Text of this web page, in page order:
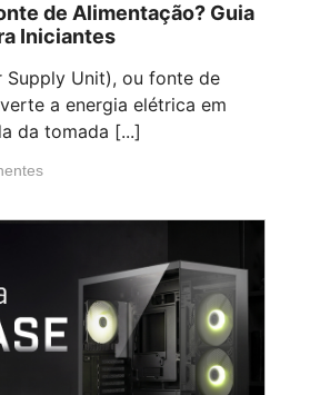
de Alimentação? Guia
Iniciantes
Supply Unit), ou fonte de
a energia elétrica em
da tomada [...]